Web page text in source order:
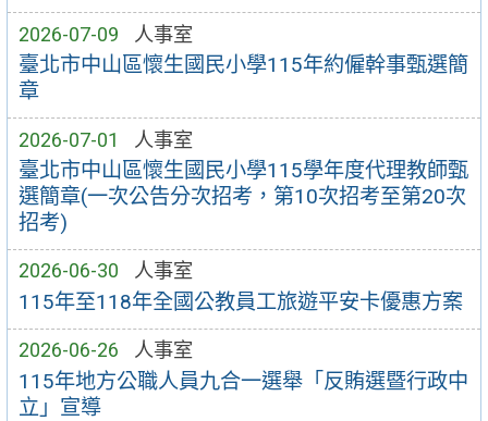
2026-07-09 人事室
臺北市中山區懷生國民小學115年約僱幹事甄選簡
章
2026-07-01 人事室
臺北市中山區懷生國民小學115學年度代理教師甄
選簡章(一次公告分次招考，第10次招考至第20次
招考)
2026-06-30 人事室
115年至118年全國公教員工旅遊平安卡優惠方案
2026-06-26 人事室
115年地方公職人員九合一選舉「反賄選暨行政中
立」宣導